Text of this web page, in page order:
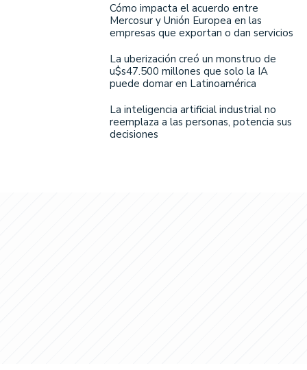
Cómo impacta el acuerdo entre
Mercosur y Unión Europea en las
empresas que exportan o dan servicios
La uberización creó un monstruo de
u$s47.500 millones que solo la IA
puede domar en Latinoamérica
La inteligencia artificial industrial no
reemplaza a las personas, potencia sus
decisiones